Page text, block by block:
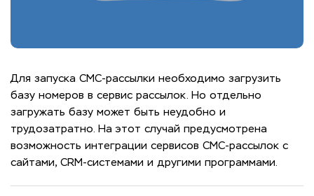
Для запуска СМС-рассылки необходимо загрузить
базу номеров в сервис рассылок. Но отдельно
загружать базу может быть неудобно и
трудозатратно. На этот случай предусмотрена
возможность интеграции сервисов СМС-рассылок с
сайтами, CRM-системами и другими программами.